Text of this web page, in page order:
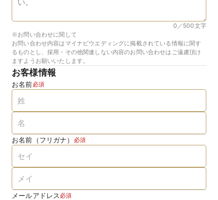
0／500文字
※お問い合わせに関して
お問い合わせ内容はマイナビウエディングに掲載されている情報に関す
るものとし、採用・その他関連しない内容のお問い合わせはご遠慮頂け
ますようお願いいたします。
お客様情報
お名前必須
お名前（フリガナ） 必須
メールアドレス 必須